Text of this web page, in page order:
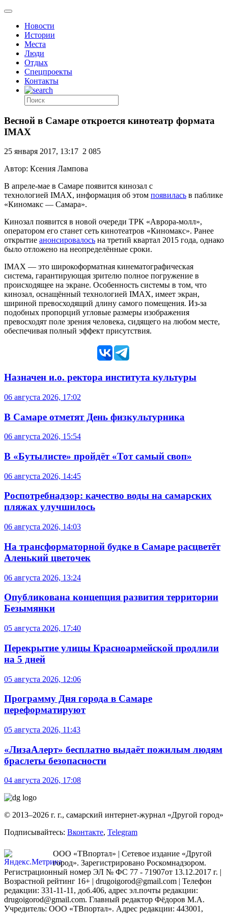
Новости
Истории
Места
Люди
Отдых
Спецпроекты
Контакты
Весной в Самаре откроется кинотеатр форматa
IMAX
25 января 2017, 13:17 2 085
Автор: Ксения Лампова
В апреле-мае в Самаре появится кинозал с
технологией IMAX, информация об этом появилась в паблике
«Киномакс — Самара».
Кинозал появится в новой очереди ТРК «Аврора-молл»,
оператором его станет сеть кинотеатров «Киномакс». Ранее
открытие анонсировалось на третий квартал 2015 года, однако
было отложено на неопределённые сроки.
IMAX — это широкоформатная кинематографическая
система, гарантирующая зрителю полное погружение в
происходящее на экране. Особенность системы в том, что
кинозал, оснащённый технологией IMAX, имеет экран,
шириной превосходящий длину самого помещения. Из-за
подобных пропорций угловые размеры изображения
превосходят поле зрения человека, сидящего на любом месте,
обеспечивая полный эффект присутствия.
Назначен и.о. ректора института культуры
06 августа 2026, 17:02
В Самаре отметят День физкультурника
06 августа 2026, 15:54
В «Бутылисте» пройдёт «Тот самый своп»
06 августа 2026, 14:45
Роспотребнадзор: качество воды на самарских
пляжах улучшилось
06 августа 2026, 14:03
На трансформаторной будке в Самаре расцветёт
Аленький цветочек
06 августа 2026, 13:24
Опубликована концепция развития территории
Безымянки
05 августа 2026, 17:40
Перекрытие улицы Красноармейской продлили
на 5 дней
05 августа 2026, 12:06
Программу Дня города в Самаре
переформатируют
05 августа 2026, 11:43
«ЛизаАлерт» бесплатно выдаёт пожилым людям
браслеты безопасности
04 августа 2026, 17:08
© 2013–2026 г. г., самарский интернет-журнал «Другой город»
Подписывайтесь: Вконтакте, Telegram
ООО «ТВпортал» | Сетевое издание «Другой
город». Зарегистрировано Роскомнадзором.
Регистрационный номер ЭЛ № ФС 77 - 71907от 13.12.2017 г. |
Возрастной рейтинг 16+ | drugoigorod@gmail.com | Телефон
редакции: 331-11-11, доб.406, адрес эл.почты редакции:
drugoigorod@gmail.com. Главный редактор Фёдоров М.А.
Учредитель: ООО «ТВпортал». Адрес редакции: 443001,